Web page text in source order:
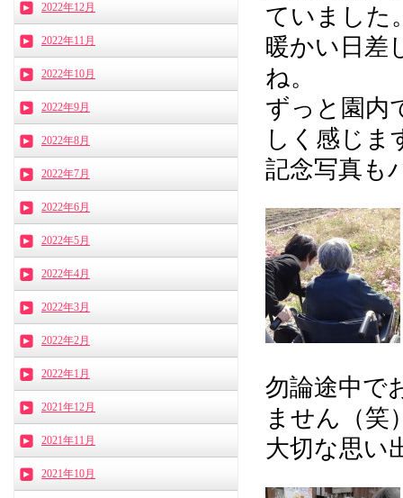
ていました
暖かい日差
ね。
ずっと園内
しく感じま
記念写真も
勿論途中で
ません（笑
大切な思い
2022年12月
2022年11月
2022年10月
2022年9月
2022年8月
2022年7月
2022年6月
2022年5月
2022年4月
2022年3月
2022年2月
2022年1月
2021年12月
2021年11月
2021年10月